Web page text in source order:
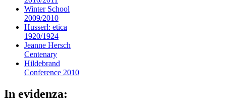
Winter School
2009/2010
Husserl: etica
1920/1924
Jeanne Hersch
Centenary
Hildebrand
Conference 2010
In evidenza: